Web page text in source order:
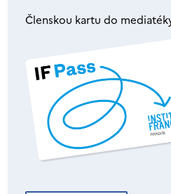
Členskou kartu do